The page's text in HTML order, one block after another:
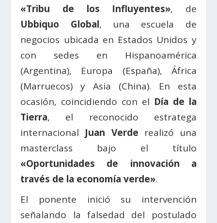
«Tribu de los Influyentes», de
Ubbiquo Global, una escuela de
negocios ubicada en Estados Unidos y
con sedes en Hispanoamérica
(Argentina), Europa (España), África
(Marruecos) y Asia (China). En esta
ocasión, coincidiendo con el Día de la
Tierra, el reconocido estratega
internacional Juan Verde realizó una
masterclass bajo el título
«Oportunidades de innovación a
través de la economía verde».
El ponente inició su intervención
señalando la falsedad del postulado